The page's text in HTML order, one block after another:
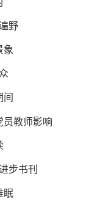
野
象
间
员教师影响
步书刊
眠